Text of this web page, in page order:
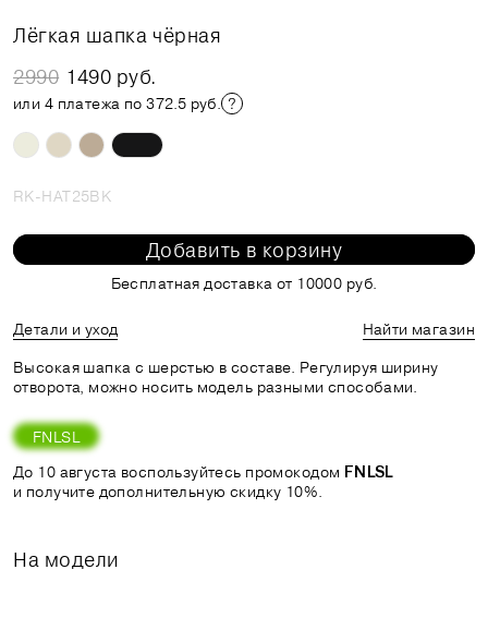
Лёгкая шапка чёрная
2990 1490 руб.
или 4 платежа по 372.5 руб.
RK-HAT25BK
Добавить в корзину
Бесплатная доставка от 10000 руб.
Детали и уход
Найти магазин
Высокая шапка с шерстью в составе. Регулируя ширину
отворота, можно носить модель разными способами.
FNLSL
До 10 августа воспользуйтесь промокодом FNLSL
и получите дополнительную скидку 10%.
На модели